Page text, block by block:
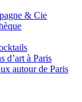
& Cie
d’art à Paris
autour de Paris